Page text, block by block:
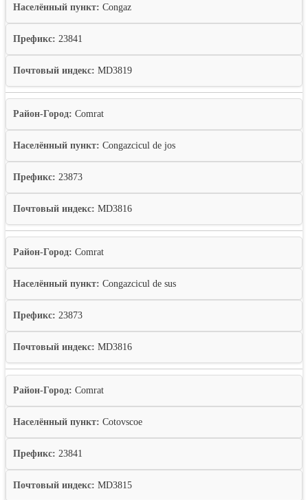
Населённый пункт: Congaz
Префикс: 23841
Почтовый индекс: MD3819
Район-Город: Comrat
Населённый пункт: Congazcicul de jos
Префикс: 23873
Почтовый индекс: MD3816
Район-Город: Comrat
Населённый пункт: Congazcicul de sus
Префикс: 23873
Почтовый индекс: MD3816
Район-Город: Comrat
Населённый пункт: Cotovscoe
Префикс: 23841
Почтовый индекс: MD3815